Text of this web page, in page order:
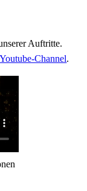
Auftritte.
Youtube-Channel.